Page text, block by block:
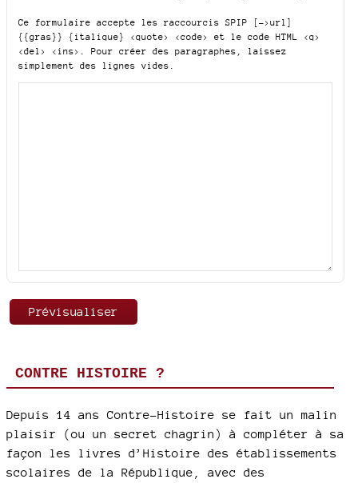
Ce formulaire accepte les raccourcis SPIP
[->url]
{{gras}} {italique} <quote> <code>
et le code HTML <q>
<del> <ins>
. Pour créer des paragraphes, laissez
simplement des lignes vides.
CONTRE HISTOIRE ?
Depuis 14 ans Contre-Histoire se fait un malin
plaisir (ou un secret chagrin) à compléter à sa
façon les livres d’Histoire des établissements
scolaires de la République, avec des